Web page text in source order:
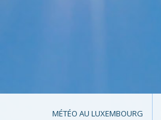
MÉTÉO AU LUXEMBOURG